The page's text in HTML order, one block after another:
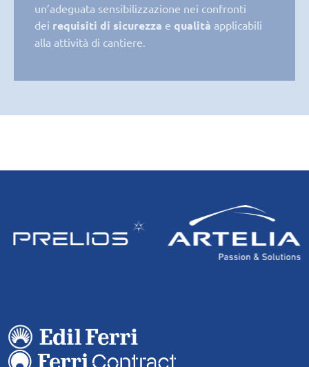
un’adeguata sensibilizzazione nei confronti
dei requisiti di sicurezza e qualità applicabili
alla attività di cantiere.